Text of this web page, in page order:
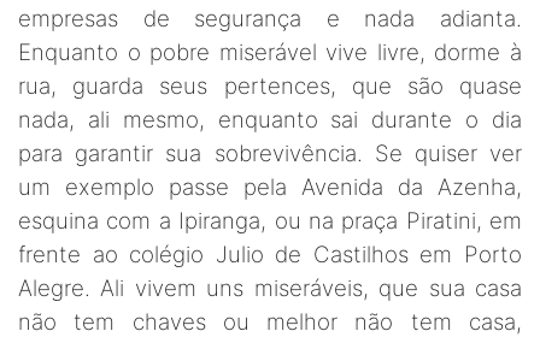
empresas de segurança e nada adianta.
Enquanto o pobre miserável vive livre, dorme à
rua, guarda seus pertences, que são quase
nada, ali mesmo, enquanto sai durante o dia
para garantir sua sobrevivência. Se quiser ver
um exemplo passe pela Avenida da Azenha,
esquina com a Ipiranga, ou na praça Piratini, em
frente ao colégio Julio de Castilhos em Porto
Alegre. Ali vivem uns miseráveis, que sua casa
não tem chaves ou melhor não tem casa,